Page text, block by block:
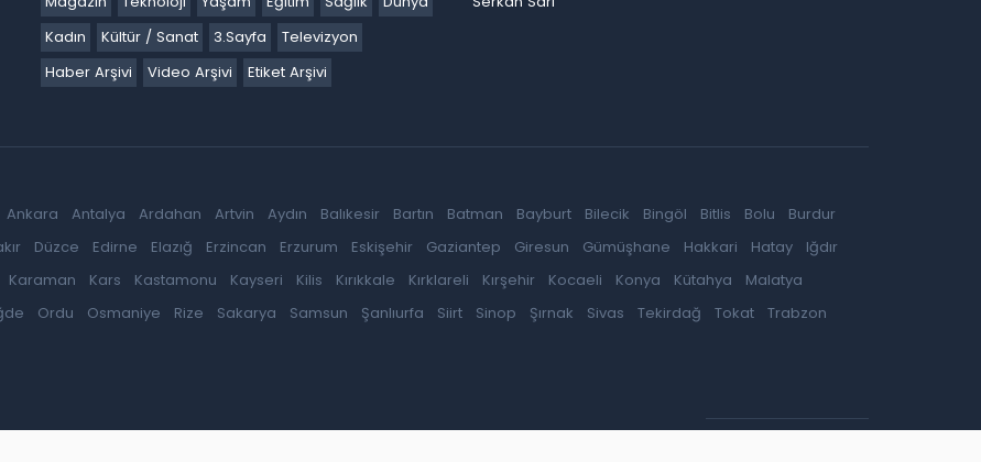
Kadın
Kültür / Sanat 3.Sayfa
Televizyon
Haber Arşivi
Video Arşivi Etiket Arşivi
Ankara Antalya Ardahan Artvin Aydın Balıkesir Bartın Batman Bayburt Bilecik Bingöl Bitlis Bolu
Burdur
Düzce Edirne Elazığ Erzincan Erzurum Eskişehir Gaziantep Giresun Gümüşhane Hakkari Hatay
Iğdır
Karaman Kars Kastamonu Kayseri Kilis Kırıkkale Kırklareli Kırşehir Kocaeli Konya Kütahya
Malatya
Ordu Osmaniye Rize Sakarya Samsun Şanlıurfa Siirt Sinop Şırnak Sivas Tekirdağ Tokat
Trabzon